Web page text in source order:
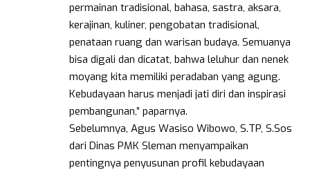
permainan tradisional, bahasa, sastra, aksara,
kerajinan, kuliner, pengobatan tradisional,
penataan ruang dan warisan budaya. Semuanya
bisa digali dan dicatat, bahwa leluhur dan nenek
moyang kita memiliki peradaban yang agung.
Kebudayaan harus menjadi jati diri dan inspirasi
pembangunan,” paparnya.
Sebelumnya, Agus Wasiso Wibowo, S.TP, S.Sos
dari Dinas PMK Sleman menyampaikan
pentingnya penyusunan profil kebudayaan